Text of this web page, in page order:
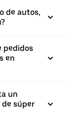
de autos,
pedidos
en
un
súper